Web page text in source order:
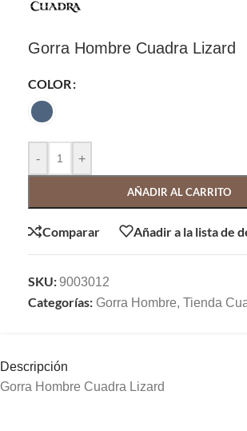
Gorra Hombre Cuadra Lizard
COLOR
- +
AÑADIR AL CARRITO
Comparar Añadir a la lista de
SKU:9003012
Categorías: Gorra Hombre, Tienda
Descripción
Gorra Hombre Cuadra Lizard